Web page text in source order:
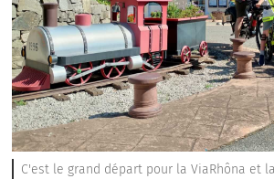
C'est le grand départ pour la ViaRhôna et